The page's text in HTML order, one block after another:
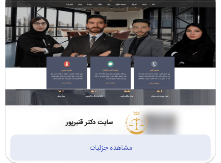
سایت دکتر قنبرپور
مشاهده جزئیات